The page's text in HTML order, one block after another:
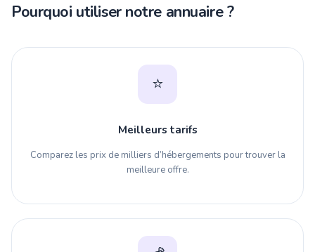
Pourquoi utiliser notre annuaire ?
⭐
Meilleurs tarifs
Comparez les prix de milliers d’hébergements pour trouver la
meilleure offre.